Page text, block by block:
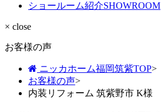
ショールーム紹介SHOWROOM
× close
お客様の声
ニッカホーム福岡筑紫TOP>
お客様の声>
内装リフォーム 筑紫野市 K様